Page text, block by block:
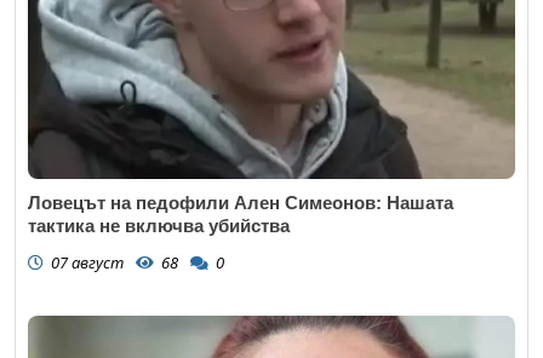
Ловецът на педофили Ален Симеонов: Нашата
тактика не включва убийства
07 август 68 0